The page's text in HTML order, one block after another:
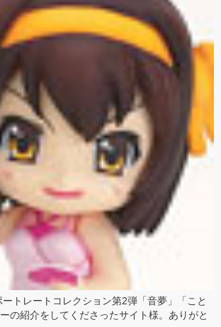
トレートコレクション第2弾「音夢」「こと
の紹介をしてくださったサイト様。ありがと